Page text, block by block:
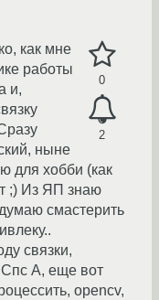
0
2
как мне
работы
и,
ныне
для хобби (как
;) Из ЯП знаю
смастерить
связки,
Спс А, еще вот
opencv,